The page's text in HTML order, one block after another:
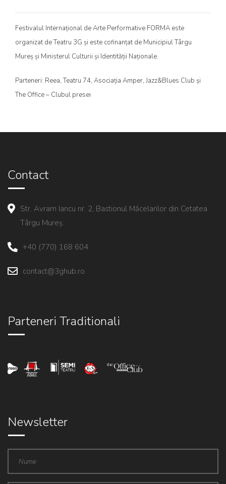
Festivalul Internațional de Arte Performative FORMA este
organizat de Teatru 3G și este cofinanțat de Municipiul Târgu
Mureș și Ministerul Culturii și Identității Naționale.
Parteneri: Reea, Teatru 74, Asociația Amper, Jazz&Blues Club și
The Office – Clubul presei
Contact
Str. Avram Iancu nr. 2, Bastionul Măcelarilor din Cetatea
Târgu Mureș.
+40 (770) 168 604
contact@3ghub.ro
Parteneri Traditionali
Newsletter